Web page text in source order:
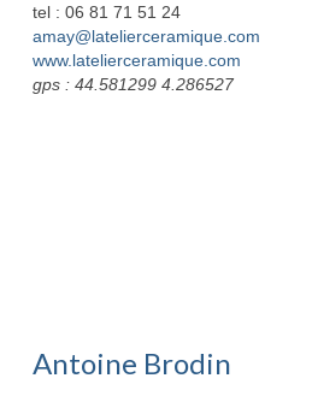
tel : 06 81 71 51 24
amay@latelierceramique.com
www.latelierceramique.com
gps : 44.581299 4.286527
Antoine Brodin